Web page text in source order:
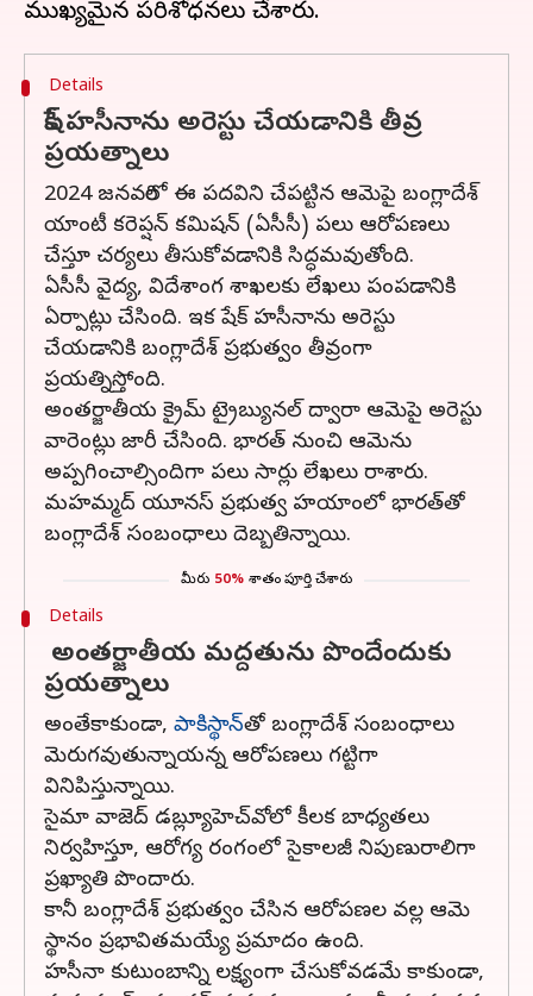
Details
షేక్ హసీనాను అరెస్టు చేయడానికి తీవ్ర
ప్రయత్నాలు
2024 జనవరిలో ఈ పదవిని చేపట్టిన ఆమెపై బంగ్లాదేశ్
యాంటీ కరెప్షన్ కమిషన్ (ఏసీసీ) పలు ఆరోపణలు
చేస్తూ చర్యలు తీసుకోవడానికి సిద్ధమవుతోంది.
ఏసీసీ వైద్య, విదేశాంగ శాఖలకు లేఖలు పంపడానికి
ఏర్పాట్లు చేసింది. ఇక షేక్‌ హసీనాను అరెస్టు
చేయడానికి బంగ్లాదేశ్‌ ప్రభుత్వం తీవ్రంగా
ప్రయత్నిస్తోంది.
అంతర్జాతీయ క్రైమ్‌ ట్రైబ్యునల్‌ ద్వారా ఆమెపై అరెస్టు
వారెంట్లు జారీ చేసింది. భారత్‌ నుంచి ఆమెను
అప్పగించాల్సిందిగా పలు సార్లు లేఖలు రాశారు.
మహమ్మద్‌ యూనస్‌ ప్రభుత్వ హయాంలో భారత్‌తో
బంగ్లాదేశ్‌ సంబంధాలు దెబ్బతిన్నాయి.
మీరు 50% శాతం పూర్తి చేశారు
Details
అంతర్జాతీయ మద్దతును పొందేందుకు
ప్రయత్నాలు
అంతేకాకుండా, పాకిస్థాన్‌తో బంగ్లాదేశ్‌ సంబంధాలు
మెరుగవుతున్నాయన్న ఆరోపణలు గట్టిగా
వినిపిస్తున్నాయి.
సైమా వాజెద్‌ డబ్ల్యూహెచ్‌వోలో కీలక బాధ్యతలు
నిర్వహిస్తూ, ఆరోగ్య రంగంలో సైకాలజీ నిపుణురాలిగా
ప్రఖ్యాతి పొందారు.
కానీ బంగ్లాదేశ్‌ ప్రభుత్వం చేసిన ఆరోపణల వల్ల ఆమె
స్థానం ప్రభావితమయ్యే ప్రమాదం ఉంది.
హసీనా కుటుంబాన్ని లక్ష్యంగా చేసుకోవడమే కాకుండా,